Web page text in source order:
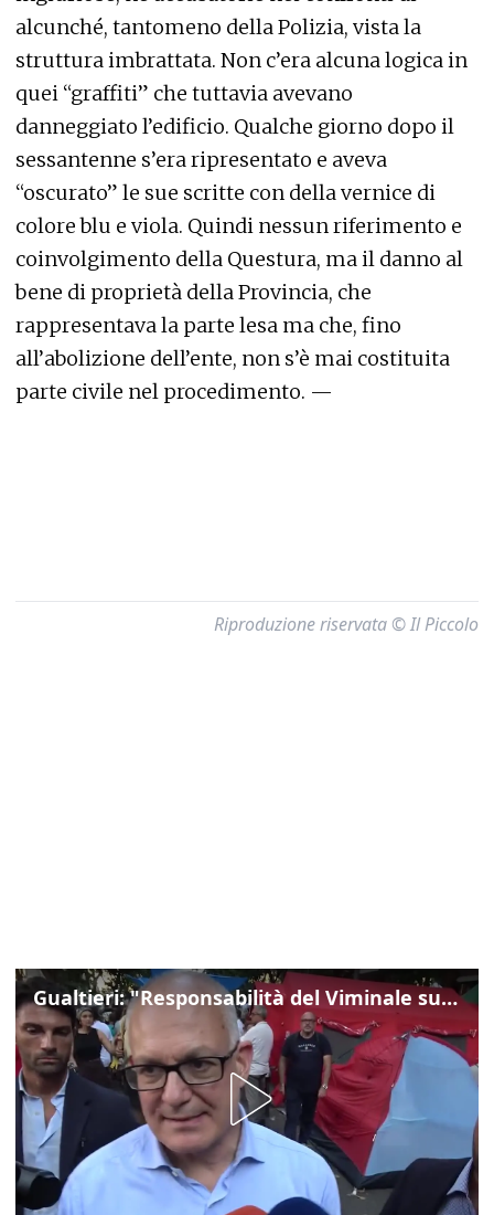
alcunché, tantomeno della Polizia, vista la
struttura imbrattata. Non c’era alcuna logica in
quei “graffiti” che tuttavia avevano
danneggiato l’edificio. Qualche giorno dopo il
sessantenne s’era ripresentato e aveva
“oscurato” le sue scritte con della vernice di
colore blu e viola. Quindi nessun riferimento e
coinvolgimento della Questura, ma il danno al
bene di proprietà della Provincia, che
rappresentava la parte lesa ma che, fino
all’abolizione dell’ente, non s’è mai costituita
parte civile nel procedimento. —
Riproduzione riservata © Il Piccolo
Gualtieri: "Responsabilità del Viminale su Spin Time? La posizione dei partiti è nota"